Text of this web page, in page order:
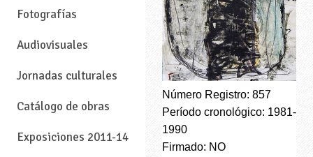
Fotografías
Audiovisuales
Jornadas culturales
Catálogo de obras
Exposiciones 2011-14
Número Registro: 857
Período cronológico: 1981-
1990
Firmado: NO